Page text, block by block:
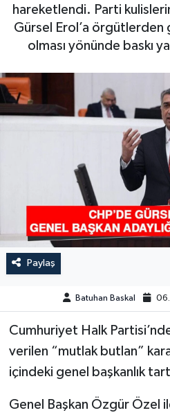
hareketlendi. Parti
Gürsel Erol’a örgütlerden
olması yönünde baskı
Paylaş
Batuhan Baskal
Cumhuriyet Halk
verilen “mutlak butlan”
içindeki genel başkanlık
Genel Başkan Özgür Özel
ELAZIĞ
GENEL
HABERDE İNSAN
KÜLTÜR-SANAT
MAGAZİN
ÖZEL HABER
POLİTİKA
SAĞLIK
SPOR